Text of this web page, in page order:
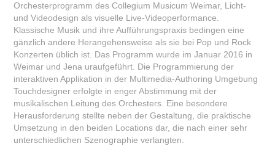
Orchesterprogramm des Collegium Musicum Weimar, Licht-
und Videodesign als visuelle Live-Videoperformance.
Klassische Musik und ihre Aufführungspraxis bedingen eine
gänzlich andere Herangehensweise als sie bei Pop und Rock
Konzerten üblich ist. Das Programm wurde im Januar 2016 in
Weimar und Jena uraufgeführt. Die Programmierung der
interaktiven Applikation in der Multimedia-Authoring Umgebung
Touchdesigner erfolgte in enger Abstimmung mit der
musikalischen Leitung des Orchesters. Eine besondere
Herausforderung stellte neben der Gestaltung, die praktische
Umsetzung in den beiden Locations dar, die nach einer sehr
unterschiedlichen Szenographie verlangten.